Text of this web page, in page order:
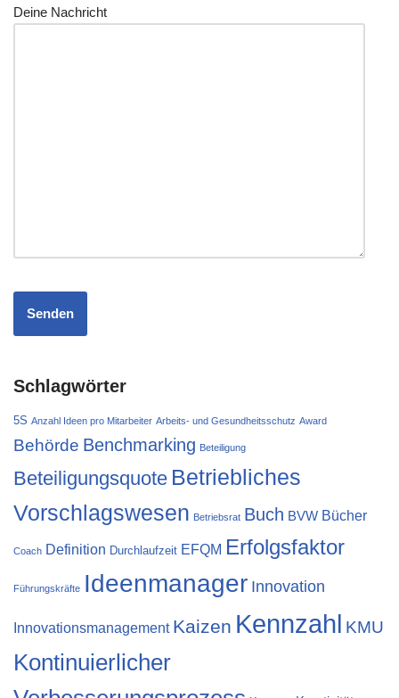
Dei­ne Nachricht
Schlagwörter
5S Anzahl Ideen pro Mitarbeiter Arbeits- und Gesundheitsschutz Award
Behörde Benchmarking Beteiligung
Beteiligungsquote Betriebliches
Vorschlagswesen Betriebsrat Buch BVW Bücher
Coach Definition Durchlaufzeit EFQM Erfolgsfaktor
Führungskräfte Ideenmanager Innovation
Innovationsmanagement Kaizen Kennzahl KMU
Kontinuierlicher